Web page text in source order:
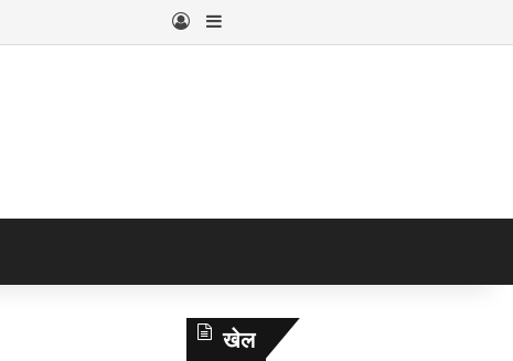
Log InSidebar
खेल